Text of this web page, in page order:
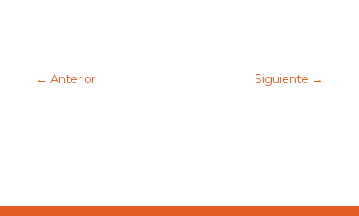
← Anterior Siguiente →